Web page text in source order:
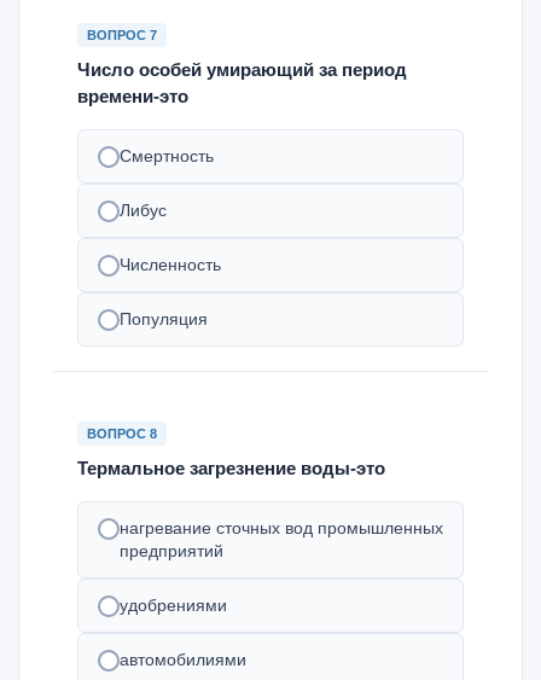
ВОПРОС 7
Число особей умирающий за период
времени-это
Смертность
Либус
Численность
Популяция
ВОПРОС 8
Термальное загрезнение воды-это
нагревание сточных вод промышленных
предприятий
удобрениями
автомобилиями